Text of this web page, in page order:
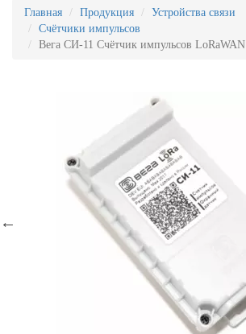
Главная Продукция
Устройства связи
Счётчики импульсов
Вега СИ-11 Счётчик импульсов LoRaWAN